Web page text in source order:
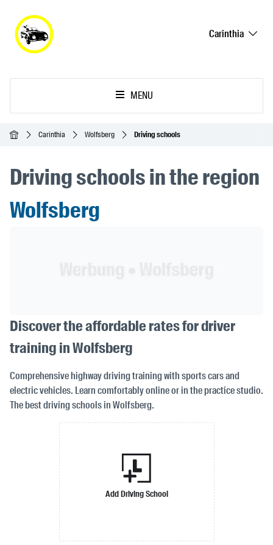
Carinthia
MENU
HomepageCarinthia Wolfsberg Driving schools
Driving schools in the region
Wolfsberg
Discover the affordable rates for driver
training in Wolfsberg
Comprehensive highway driving training with sports cars and
electric vehicles. Learn comfortably online or in the practice studio.
The best driving schools in Wolfsberg.
Add Driving School